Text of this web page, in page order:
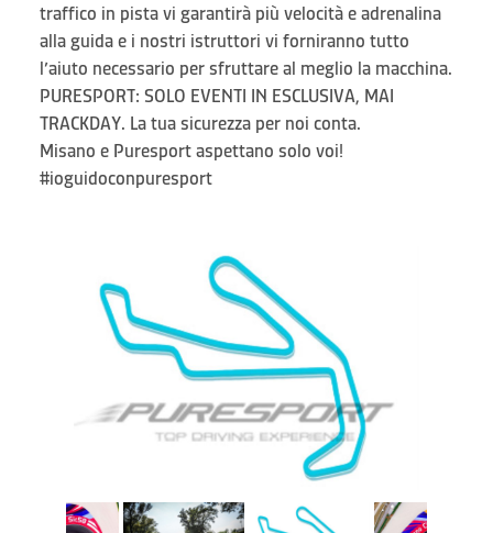
traffico in pista vi garantirà più velocità e adrenalina
alla guida e i nostri istruttori vi forniranno tutto
l’aiuto necessario per sfruttare al meglio la macchina.
PURESPORT: SOLO EVENTI IN ESCLUSIVA, MAI
TRACKDAY. La tua sicurezza per noi conta.
Misano e Puresport aspettano solo voi!
#ioguidoconpuresport